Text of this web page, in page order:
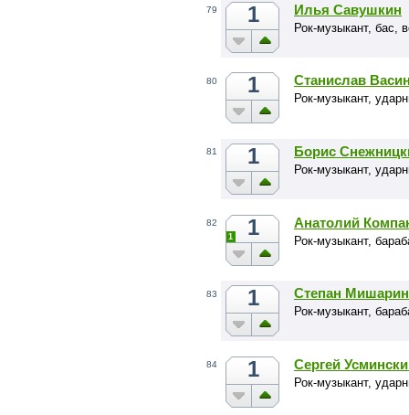
79 1 Илья Савушкин
Рок-музыкант, бас,
80 1 Станислав
Рок-музыкант,
81 1 Борис
Рок-музыкант,
82 1
1
Анатолий
Рок-музыкант,
83 1 Степан Мишарин
Рок-музыкант,
84 1 Сергей
Рок-музыкант,